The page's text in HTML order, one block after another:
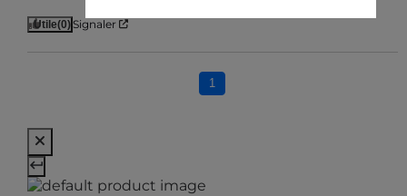
Utile(0) Signaler
1